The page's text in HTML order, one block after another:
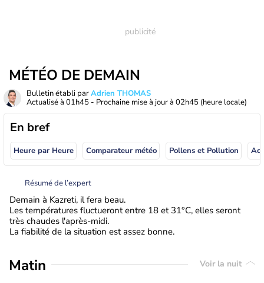
MÉTÉO DE DEMAIN
Bulletin établi parAdrien THOMAS
Actualisé à 01h45 - Prochaine mise à jour à 02h45 (heure locale)
En bref
Heure par Heure Comparateur météo Pollens et Pollution
Résumé de l’expert
Demain à Kazreti, il fera beau.
Les températures fluctueront entre 18 et 31°C, elles seront
très chaudes l'après-midi.
La fiabilité de la situation est assez bonne.
Matin Voir la nuit